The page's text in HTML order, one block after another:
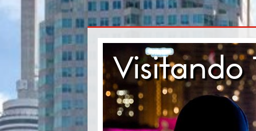
Visitando